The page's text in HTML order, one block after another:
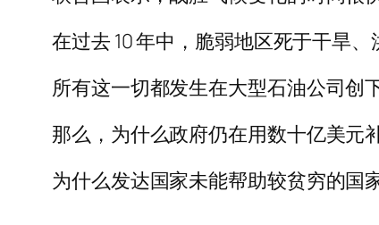
在过去 10 年中，脆弱地区死于干旱、
所有这一切都发生在大型石油公司创
那么，为什么政府仍在用数十亿美元
为什么发达国家未能帮助较贫穷的国